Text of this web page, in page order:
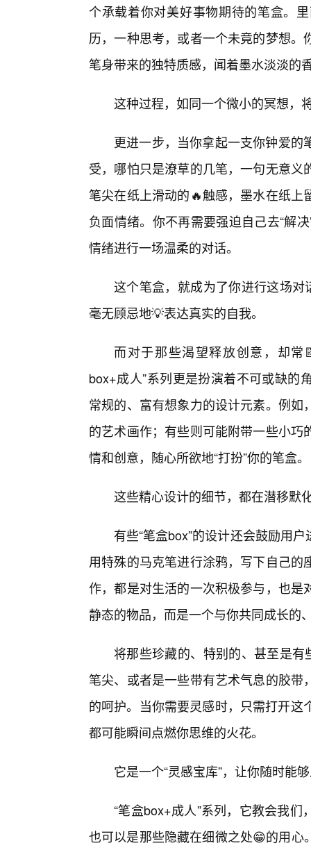
个承载着你对美好事物期待的笔盒。
历，一种思考，或者一个未竟的梦想
笔身带来的独特质感，闻着墨水淡淡的
这种过程，如同一个微小的冥想，
更进一步，当你拿起一支你钟爱
受，哪怕只是潦草的几笔，一句无意
笔尖在纸上滑动的🔥触感，墨水在纸
负面情绪。你不再需要强迫自己去“解
情绪进行一场温柔的对话。
这个笔盒，就成为了你进行这场对
毫无顾忌地💡表达真实的自我。
而对于那些渴望释放创意，却
box+成人”系列更是扮演着不可或缺的
常规的、富有想象力的设计元素。例
的艺术画作；有些则可能附带一些小
情和创意，随心所欲地“打扮”你的笔盒。
这些精心设计的细节，都在潜移默
有些“笔盒box”的设计还会鼓励用
用特殊的马克笔进行涂鸦，写下自己
作，都是对生活的一次积极参与，也
静态的物品，而是一个与你共同成长的
将那些珍藏的、特别的、甚至是有
笔尖、或者是一些带有艺术气息的胶
的呵护。当你需要灵感时，只需打开
都可能瞬间点燃你思维的火花。
它是一个“灵感宝库”，让你随时能
“笔盒box+成人”系列，它教会我
也可以是那些隐藏在细微之处😁的用